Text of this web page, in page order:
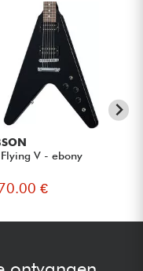
V - ebony
€